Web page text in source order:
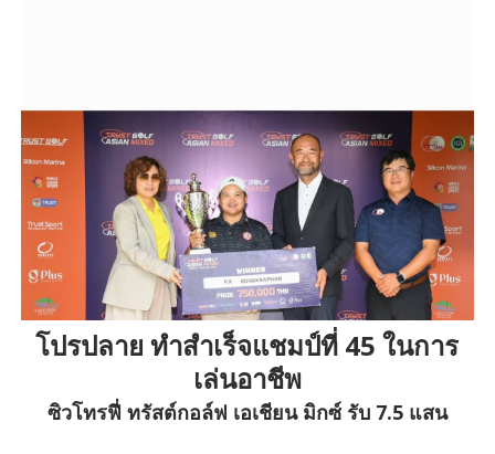
โปรปลาย ทำสำเร็จแชมป์ที่ 45 ในการ
เล่นอาชีพ
ซิวโทรฟี่ ทรัสต์กอล์ฟ เอเชียน มิกซ์ รับ 7.5 แสน